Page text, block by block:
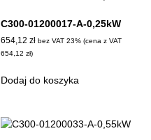
C300-01200017-A-0,25kW
654,12 zł bez VAT 23% (cena z VAT
654,12 zł)
Dodaj do koszyka